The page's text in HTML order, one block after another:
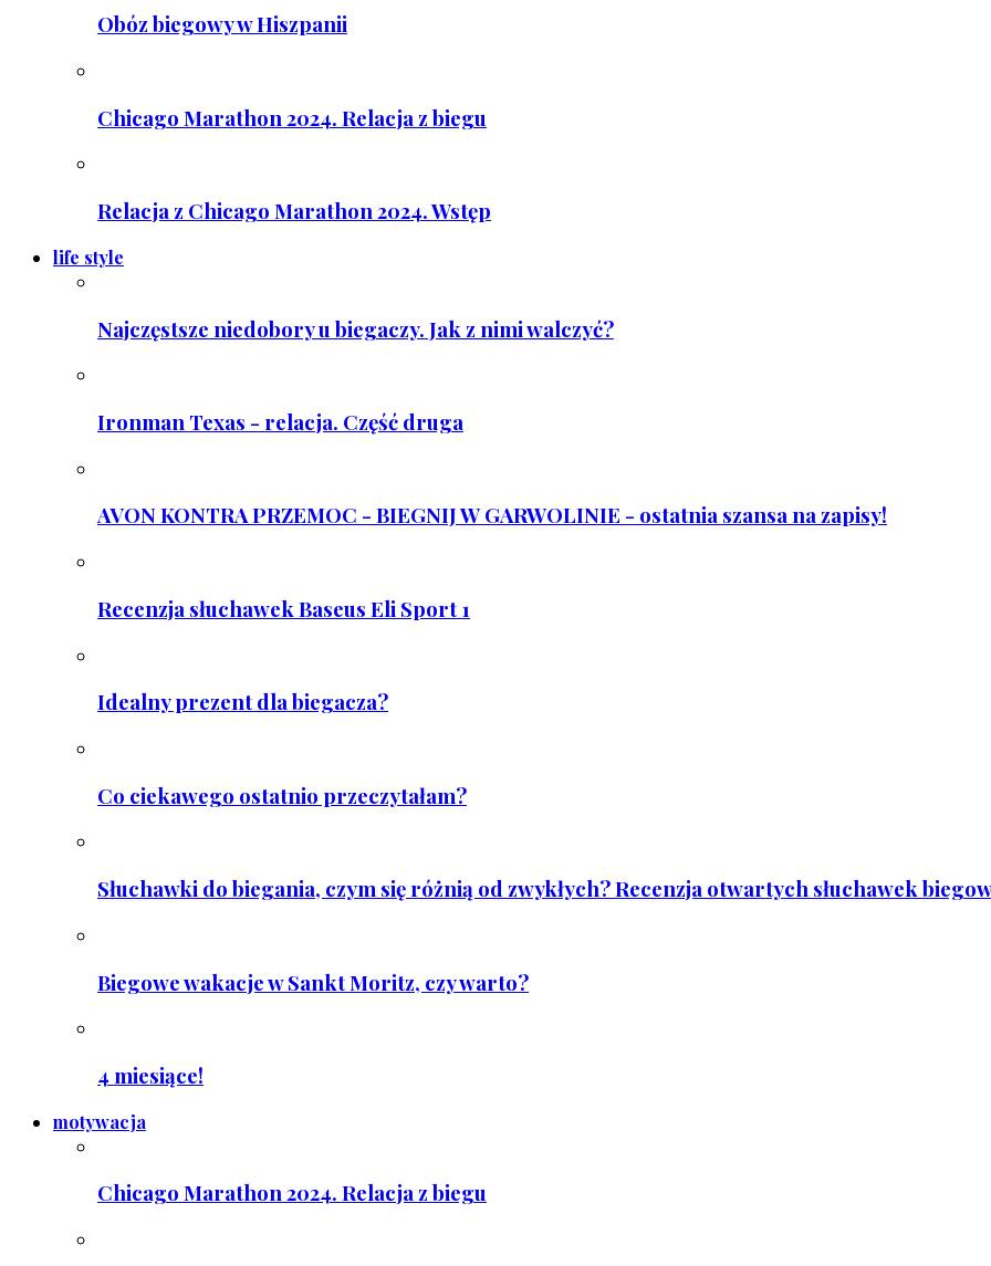
Obóz biegowy w Hiszpanii
Chicago Marathon 2024. Relacja z biegu
Relacja z Chicago Marathon 2024. Wstęp
life style
Najczęstsze niedobory u biegaczy. Jak z nimi walczyć?
Ironman Texas - relacja. Część druga
AVON KONTRA PRZEMOC - BIEGNIJ W GARWOLINIE - ostatnia szansa na zapisy!
Recenzja słuchawek Baseus Eli Sport 1
Idealny prezent dla biegacza?
Co ciekawego ostatnio przeczytałam?
Słuchawki do biegania, czym się różnią od zwykłych? Recenzja otwartych słuchawek
Biegowe wakacje w Sankt Moritz, czy warto?
4 miesiące!
motywacja
Chicago Marathon 2024. Relacja z biegu